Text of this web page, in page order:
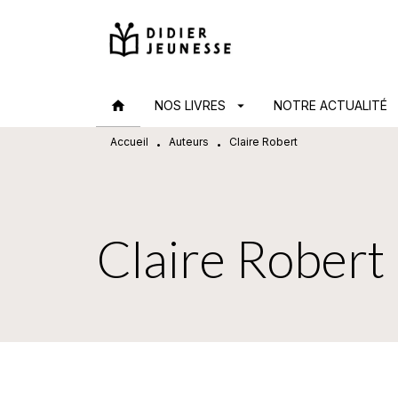
MENU RECHERCHE
home NOS LIVRES arrow_drop_down NOTRE ACTUALITÉ
Accueil • Auteurs • Claire Robert
Claire Robert